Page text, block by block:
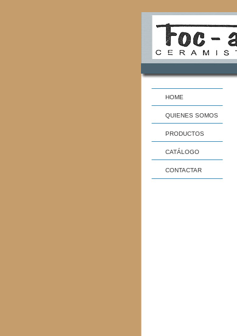
HOME
QUIENES SOMOS
PRODUCTOS
CATÁLOGO
CONTACTAR